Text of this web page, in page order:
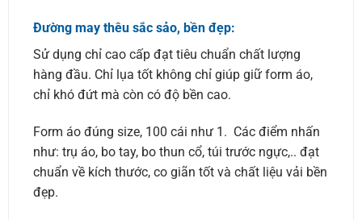
Đường may thêu sắc sảo, bền đẹp:
Sử dụng chỉ cao cấp đạt tiêu chuẩn chất lượng
hàng đầu. Chỉ lụa tốt không chỉ giúp giữ form áo,
chỉ khó đứt mà còn có độ bền cao.
Form áo đúng size, 100 cái như 1. Các điểm nhấn
như: trụ áo, bo tay, bo thun cổ, túi trước ngực,.. đạt
chuẩn về kích thước, co giãn tốt và chất liệu vải bền
đẹp.